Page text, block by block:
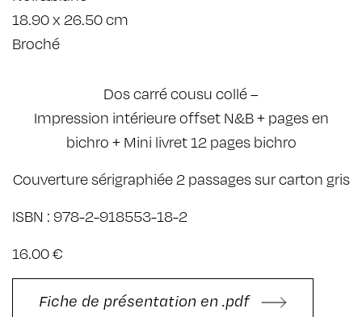
18.90 x 26.50 cm
Broché
Dos carré cousu collé –
Impression intérieure offset N&B + pages en
bichro + Mini livret 12 pages bichro
Couverture sérigraphiée 2 passages sur carton gris
ISBN : 978-2-918553-18-2
16.00 €
Fiche de présentation en .pdf